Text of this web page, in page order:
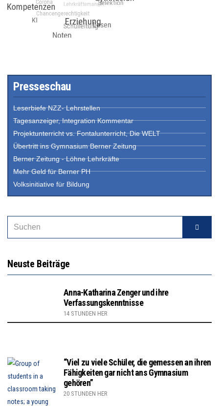
Presseschau
Leserbiefe NZZ- Lehrstellen
Tagesanzeiger, Integration Kommentar
Projektunterricht vs. Fontalunterricht, Die WELT
Übertritt ins Gymnasium Berner Zeitung
Berner Zeitung - Löhne Lehrkräfte
Mehr Geld für Berner PH
Volksinitiative für Bildung
Neuste Beiträge
Anna-Katharina Zenger und ihre
Verfassungskenntnisse
14 STUNDEN HER
“Viel zu viele Schüler, die gemessen an ihren
Fähigkeiten gar nicht ans Gymnasium
gehören”
20 STUNDEN HER